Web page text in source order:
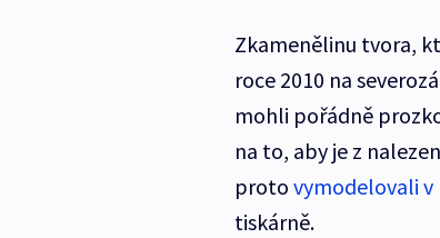
Zkamenělinu tvora,
roce 2010 na
mohli pořádně
na to, aby je z
proto vymodelovali
tiskárně.